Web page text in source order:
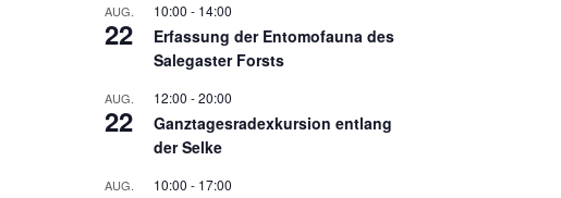
AUG.
22
10:00 - 14:00
Erfassung der Entomofauna des
Salegaster Forsts
AUG.
22
12:00 -20:00
Ganztagesradexkursion entlang
der Selke
AUG. 10:00 - 17:00